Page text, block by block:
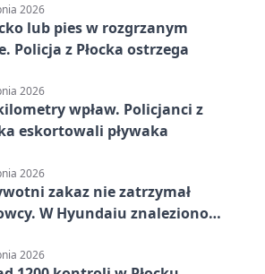
2026
lub pies w rozgrzanym
Policja z Płocka ostrzega
2026
wpław. Policjanci z
eskortowali pływaka
2026
zakaz nie zatrzymał
W Hyundaiu znaleziono
2026